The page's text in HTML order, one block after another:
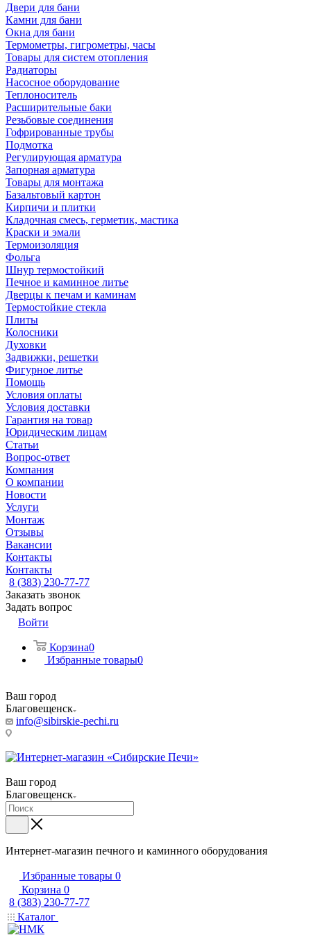
Двери для бани
Камни для бани
Окна для бани
Термометры, гигрометры, часы
Товары для систем отопления
Радиаторы
Насосное оборудование
Теплоноситель
Расширительные баки
Резьбовые соединения
Гофрированные трубы
Подмотка
Регулирующая арматура
Запорная арматура
Товары для монтажа
Базальтовый картон
Кирпичи и плитки
Кладочная смесь, герметик, мастика
Краски и эмали
Термоизоляция
Фольга
Шнур термостойкий
Печное и каминное литье
Дверцы к печам и каминам
Термостойкие стекла
Плиты
Колосники
Духовки
Задвижки, решетки
Фигурное литье
Помощь
Условия оплаты
Условия доставки
Гарантия на товар
Юридическим лицам
Статьи
Вопрос-ответ
Компания
О компании
Новости
Услуги
Монтаж
Отзывы
Вакансии
Контакты
Контакты
8 (383) 230-77-77
Заказать звонок
Задать вопрос
Войти
Корзина0
Избранные товары0
Ваш город
Благовещенск
info@sibirskie-pechi.ru
Ваш город
Благовещенск
Интернет-магазин печного и каминного оборудования
Избранные товары 0
Корзина 0
8 (383) 230-77-77
Каталог